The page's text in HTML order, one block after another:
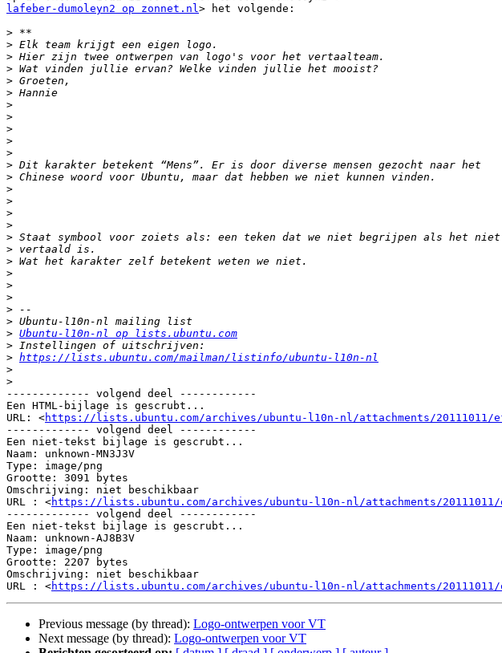
lafeber-dumoleyn2 op zonnet.nl> het volgende:
>
>
>
>
>
>
>
>
>
>
>
>
>
>
>
>
>
>
>
>
>
>
>
>
>
> Ubuntu-l10n-nl op lists.ubuntu.com
>
> https://lists.ubuntu.com/mailman/listinfo/ubuntu-l10n-nl
>
>
------------- volgend deel ------------
Een HTML-bijlage is gescrubt...
URL: <https://lists.ubuntu.com/archives/ubuntu-l10n-nl/attachments/20111011/
------------- volgend deel ------------
Een niet-tekst bijlage is gescrubt...
Naam: unknown-MN3J3V
Type: image/png
Grootte: 3091 bytes
Omschrijving: niet beschikbaar
URL : <https://lists.ubuntu.com/archives/ubuntu-l10n-nl/attachments/20111011/
------------- volgend deel ------------
Een niet-tekst bijlage is gescrubt...
Naam: unknown-AJ8B3V
Type: image/png
Grootte: 2207 bytes
Omschrijving: niet beschikbaar
URL : <https://lists.ubuntu.com/archives/ubuntu-l10n-nl/attachments/20111011/
Previous message (by thread): Logo-ontwerpen voor VT
Next message (by thread): Logo-ontwerpen voor VT